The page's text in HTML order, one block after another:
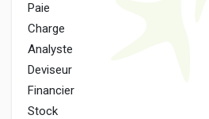
Paie
Charge
Analyste
Deviseur
Financier
Stock